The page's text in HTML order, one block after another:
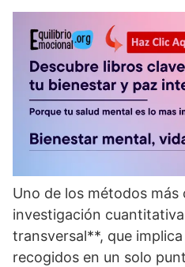
Uno de los métodos más
investigación
transversal**, que
recogidos en un solo